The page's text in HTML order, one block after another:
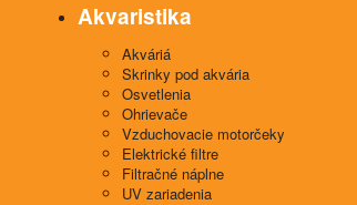
Akvaristika
Akváriá
Skrinky pod akvária
Osvetlenia
Ohrievače
Vzduchovacie motorčeky
Elektrické filtre
Filtračné náplne
UV zariadenia